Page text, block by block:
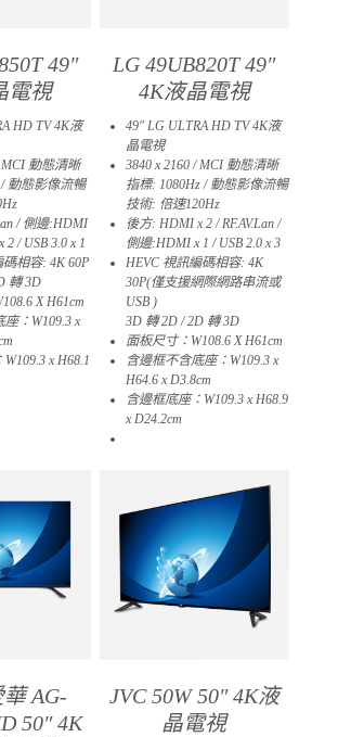
49″
電視
HD TV 4K液
MCI 動態清晰
動態影像流暢
/ 側邊:HDMI
2 / USB 3.0 x 1
相容: 4K 60P
轉 3D
X H61cm
：W109.3 x
x H68.1
LG 49UB820T 49″
4K液晶電視
49″ LG ULTRA HD TV 4K液
晶電視
3840 x 2160 / MCI 動態清晰
指標: 1080Hz / 動態影像流暢
技術: 倍速120Hz
後方: HDMI x 2 / RF.AV.Lan /
側邊:HDMI x 1 / USB 2.0 x 3
HEVC 視訊編碼相容: 4K
30P(僅支援網際網路串流或
USB )
3D 轉 2D / 2D 轉 3D
面板尺寸：W108.6 X H61cm
含邊框不含底座：W109.3 x
H64.6 x D3.8cm
含邊框底座：W109.3 x H68.9
x D24.2cm​
AG-
50″ 4K
JVC 50W 50″ 4K液
晶電視